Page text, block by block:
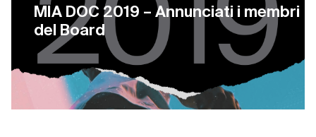
MIA DOC 2019 – Annunciati i membri
del Board